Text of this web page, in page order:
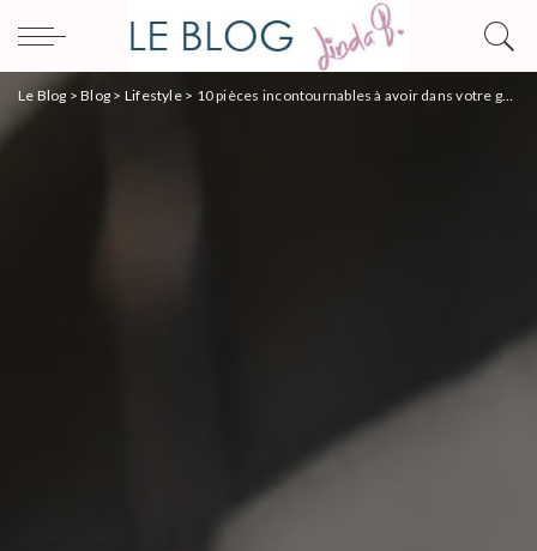
Le Blog >Blog > Lifestyle> 10 pièces incontournables à avoir dans votre garde-robe pour un look élégant